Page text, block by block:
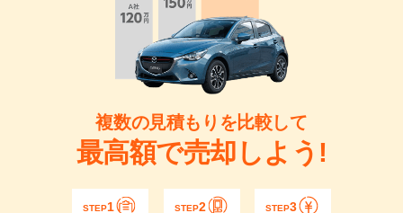
複数の見積もりを比較して
最高額で売却しよう!
STEP1 STEP2 STEP3